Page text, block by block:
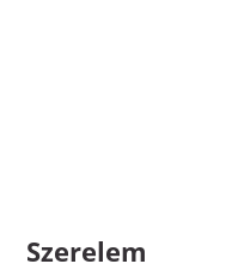
Szerelem